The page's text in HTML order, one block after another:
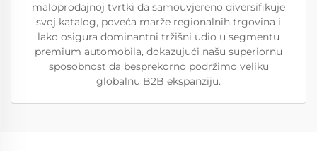
maloprodajnoj tvrtki da samouvjereno diversifikuje
svoj katalog, poveća marže regionalnih trgovina i
lako osigura dominantni tržišni udio u segmentu
premium automobila, dokazujući našu superiornu
sposobnost da besprekorno podržimo veliku
globalnu B2B ekspanziju.